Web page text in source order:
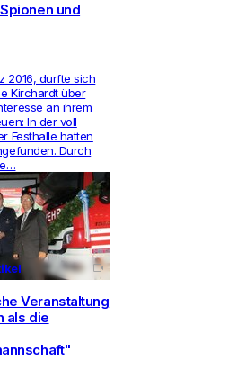
und
2016, durfte sich
Kirchardt über
an ihrem
In der voll
Fest­halle hatten
Durch
videocam
Veranstaltung
als die